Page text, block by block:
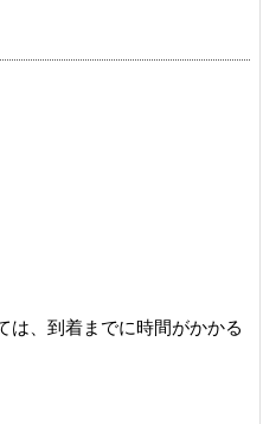
は、到着までに時間がかかる